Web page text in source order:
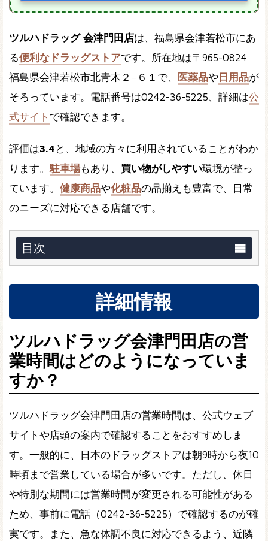
ツルハドラッグ 会津門田店は、福島県会津若松市にあ
る便利なドラッグストアです。所在地は〒965-0824
福島県会津若松市北青木２−６１で、
医薬品や 日用品が
そろっています。電話番号は0242-36-5225、詳細は公
式サイト で確認できます。
評価は3.4 と、地域の方々に利用されていることがわか
ります。駐車場もあり、 買い物がしやすい環境が整っ
ています。 健康商品や化粧品の品揃えも豊富で、日常
のニーズに対応できる店舗です。
目次
詳細情報
ツルハドラッグ会津門田店の営
業時間はどのようになっていま
すか？
ツルハドラッグ会津門田店の営業時間は、公式ウェブ
サイトや店頭の案内で確認することをおすすめしま
す。一般的に、日本のドラッグストアは朝9時から夜10
時頃まで営業している場合が多いです。ただし、休日
や特別な期間には営業時間が変更される可能性がある
ため、事前に電話（0242-36-5225）で確認するのが確
実です。また、急な体調不良に対応できるよう、近隣